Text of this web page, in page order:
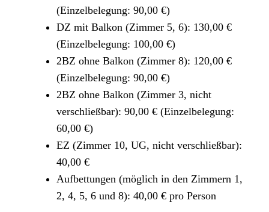
(Einzelbelegung: 90,00 €)
DZ mit Balkon (Zimmer 5, 6): 130,00 €
(Einzelbelegung: 100,00 €)
2BZ ohne Balkon (Zimmer 8): 120,00 €
(Einzelbelegung: 90,00 €)
2BZ ohne Balkon (Zimmer 3, nicht
verschließbar): 90,00 € (Einzelbelegung:
60,00 €)
EZ (Zimmer 10, UG, nicht verschließbar):
40,00 €
Aufbettungen (möglich in den Zimmern 1,
2, 4, 5, 6 und 8): 40,00 € pro Person